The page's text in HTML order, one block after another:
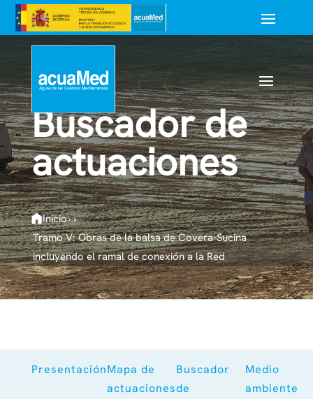
Buscador de
actuaciones
Inicio› ›
Tramo V: Obras de la balsa de Covera-Sucina
incluyendo el ramal de conexión a la Red
PresentaciónMapa de
actuaciones
Buscador
de
Medio
ambiente